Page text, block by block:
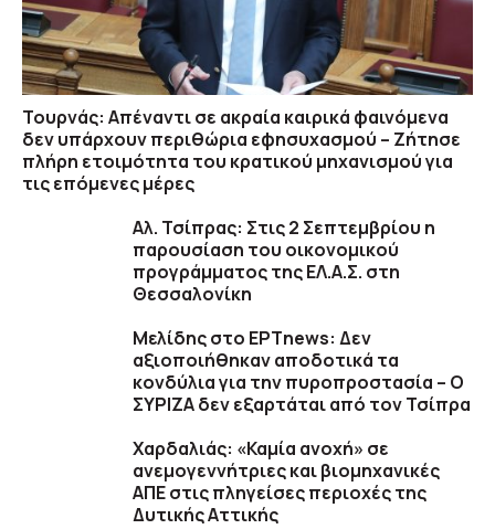
Τουρνάς: Απέναντι σε ακραία καιρικά φαινόμενα
δεν υπάρχουν περιθώρια εφησυχασμού – Ζήτησε
πλήρη ετοιμότητα του κρατικού μηχανισμού για
τις επόμενες μέρες
Αλ. Τσίπρας: Στις 2 Σεπτεμβρίου η
παρουσίαση του οικονομικού
προγράμματος της ΕΛ.Α.Σ. στη
Θεσσαλονίκη
Μελίδης στο ΕΡΤnews: Δεν
αξιοποιήθηκαν αποδοτικά τα
κονδύλια για την πυροπροστασία – Ο
ΣΥΡΙΖΑ δεν εξαρτάται από τον Τσίπρα
Χαρδαλιάς: «Καμία ανοχή» σε
ανεμογεννήτριες και βιομηχανικές
ΑΠΕ στις πληγείσες περιοχές της
Δυτικής Αττικής